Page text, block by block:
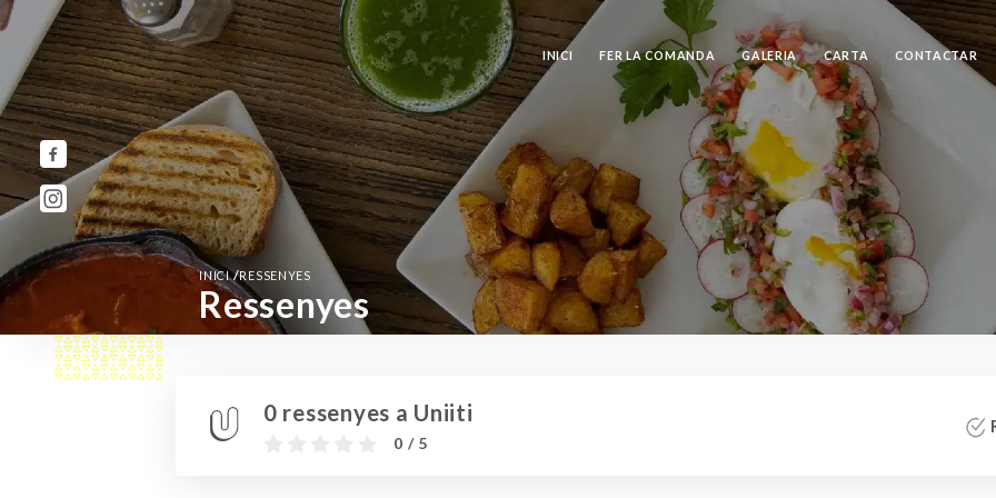
INICI FER LA COMANDA GALERIA CARTA CONTACTAR
INICI/RESSENYES
Ressenyes
0 ressenyes a Uniiti
0 / 5